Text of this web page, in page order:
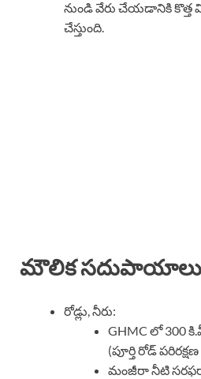
నుండి వేరు చేయడానికి
చేస్తుంది.
మౌలిక సదుపాయాలు,
రోడ్లు, నీరు:
GHMC లో 300
(పూర్తి రోడ్
మంజీరా నీటి సరఫరా